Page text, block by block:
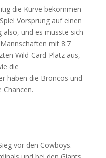
die Kurve bekommen
Vorsprung auf einen
also, und es müsste sich
mit 8:7
Wild-Card-Platz aus,
die
haben die Broncos und
Chancen.
vor den Cowboys.